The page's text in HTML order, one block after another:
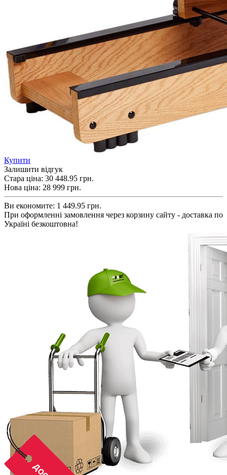
Купити
Залишити відгук
Стара ціна: 30 448.95 грн.
Нова ціна: 28 999 грн.
Ви економите: 1 449.95 грн.
При оформленні замовлення через корзину сайту - доставка по
Україні безкоштовна!